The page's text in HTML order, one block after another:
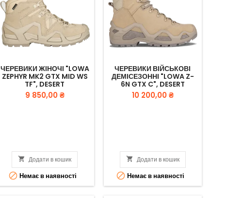
ЧЕРЕВИКИ ЖІНОЧІ "LOWA
ZEPHYR MK2 GTX MID WS
TF", DESERT
Вартість
9 850,00 ₴
 Додати в кошик
 Немає в наявності
ЧЕРЕВИКИ ВІЙСЬКОВІ
ДЕМІСЕЗОННІ "LOWA Z-
6N GTX C", DESERT
Вартість
10 200,00 ₴
 Додати в кошик
 Немає в наявності